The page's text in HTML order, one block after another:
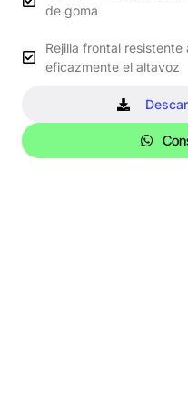
de goma
Rejilla frontal
eficazmente el altavoz